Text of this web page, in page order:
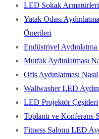
LED Sokak
Yatak Odası
Önerileri
Endüstriyel
Mutfak Aydınlatması
Ofis Aydınlatması Nasıl
Wallwasher LED
LED Projektör Çeşitleri
Toplantı ve Konferans
Fitness Salonu LED